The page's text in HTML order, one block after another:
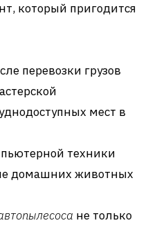
который пригодится
перевозки грузов
мест в
техники
домашних животных
не только